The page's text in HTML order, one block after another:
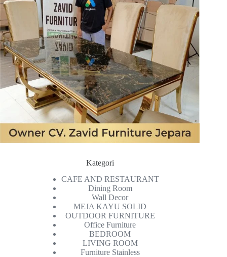
Kategori
CAFE AND RESTAURANT
Dining Room
Wall Decor
MEJA KAYU SOLID
OUTDOOR FURNITURE
Office Furniture
BEDROOM
LIVING ROOM
Furniture Stainless